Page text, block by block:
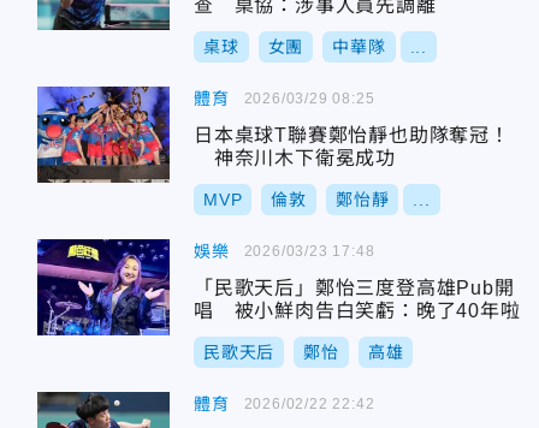
查 桌協：涉事人員先調離
桌球 女團 中華隊
體育
日本桌球T聯賽鄭怡靜也助隊奪冠！
神奈川木下衛冕成功
MVP 倫敦 鄭怡靜
2026/03/29 08:25
娛樂
「民歌天后」鄭怡三度登高雄Pub開
唱 被小鮮肉告白笑虧：晚了40年啦
民歌天后 鄭怡 高雄
2026/03/23 17:48
體育 2026/02/22 22:42